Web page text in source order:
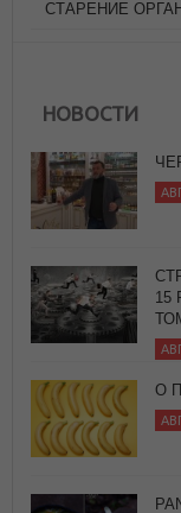
СТАРЕНИЕ
НОВОСТИ
15
О